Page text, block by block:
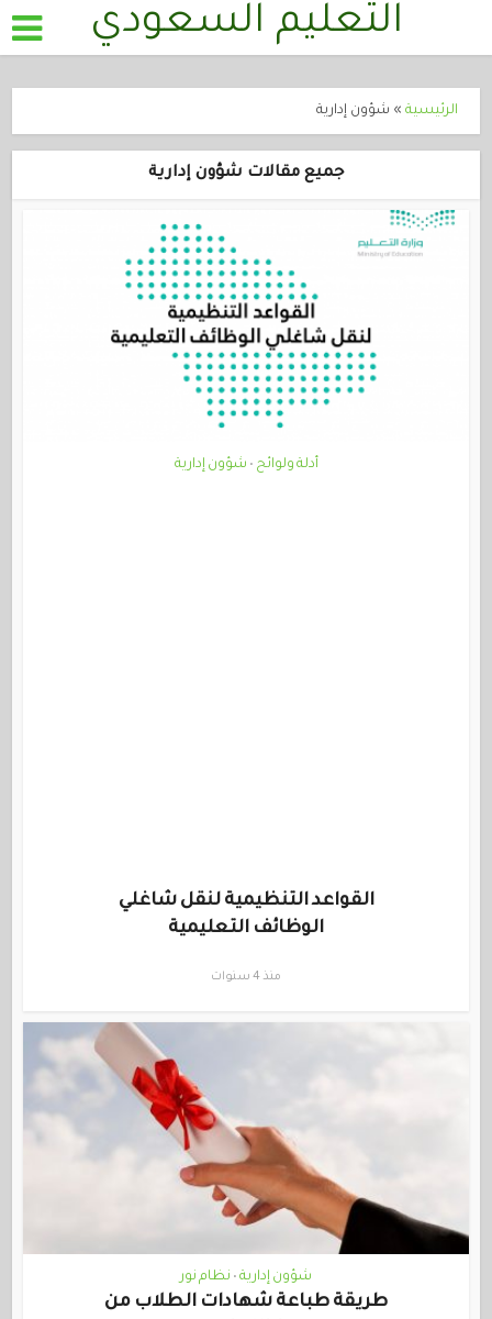
التعليم السعودي
الرئيسية » شؤون إدارية
جميع مقالات شؤون إدارية
أدلة ولوائح • شؤون إدارية
القواعد التنظيمية لنقل شاغلي
الوظائف التعليمية
منذ 4 سنوات
شؤون إدارية • نظام نور
طريقة طباعة شهادات الطلاب من